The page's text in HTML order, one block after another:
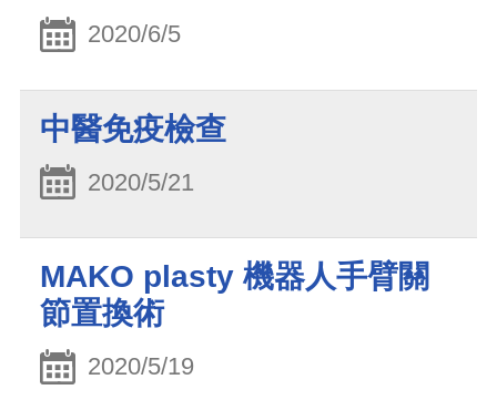
2020/6/5
中醫免疫檢查
2020/5/21
MAKO plasty 機器人手臂關
節置換術
2020/5/19